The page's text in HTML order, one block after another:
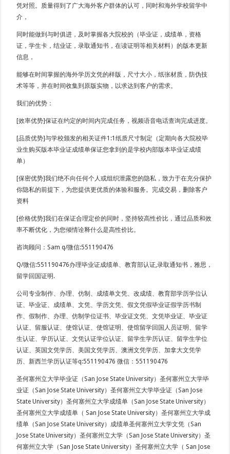
凭对照。质量得到了广大海外客户群体的认可，同时和海外学校留学中
介，
同时能做到与时俱进，及时掌握各大院校的（毕业证，成绩单，资格
证，学生卡，结业证，录取通知书，在读证明等相关材料）的版本更新
信息，
能够在时间掌握的海外学历文凭的样版，尺寸大小，纸张材质，防伪技
术等等，并在时间收集到原版实物，以求达到客户的需求。
我们的优势：
[效率优势]保证在约定的时间内完成任务，视频语音电话查询完成进度。
[品质优势]与学校颁发的相关证件1:1纸质尺寸制定（定期向各大院校毕
业生购买版本毕业证成绩单保证您拿到的是学校内部版本毕业证成绩
单）
[保密优势]我们绝不向任何个人或组织泄露您的隐私，致力于在充分保护
你隐私的前提下，为您提供更优质的体验和服务。完成交易，删除客户
资料
[价格优势]我们在保证合理定价的同时，坚持较高性价比，通过品质和效
率不断优化，为您倾情诠释什么是高性价比。
咨询顾问：Sam q/微信:551190476
Q/微信:551190476办理毕业证成绩单、教育部认证,录取通知书，雅思，
留学回国证明.
公司专业制作、办理、仿制、成绩单文凭、改成绩、教育部学历学位认
证、毕业证、成绩单、文凭、学历文凭、假文凭假毕业证假学历书制
作、假制作、办理、仿制学位证书、毕业证文凭、文凭毕业证、毕业证
认证、留服认证、使馆认证、使馆证明、使馆留学回国人员证明、留学
生认证、学历认证、文凭认证学位认证、留学生学历认证、留学生学位
认证、英国文凭学历、美国文凭学历、澳洲文凭学历、加拿大文凭学
历、新西兰学历认证等q:551190476 微信：551190476
圣何塞州立大学毕业证（San Jose State University）圣何塞州立大学毕
业证（San Jose State University）圣何塞州立大学毕业证（San Jose
State University）圣何塞州立大学成绩单（San Jose State University）
圣何塞州立大学成绩单（ San Jose State University）圣何塞州立大学成
绩单（San Jose State University）成绩单圣何塞州立大学文凭（San
Jose State University）圣何塞州立大学（San Jose State University）圣
何塞州立大学（San Jose State University）圣何塞州立大学（ San Jose